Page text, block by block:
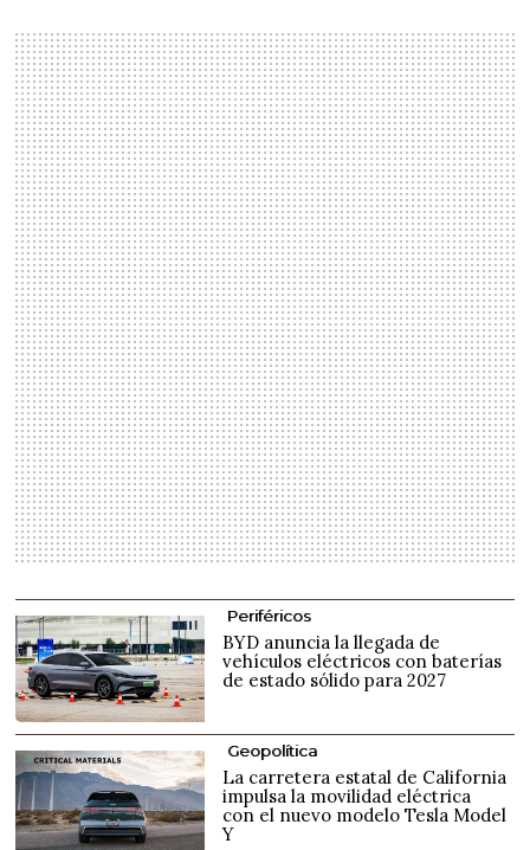
Periféricos
BYD anuncia la llegada de
vehículos eléctricos con baterías
de estado sólido para 2027
Geopolítica
La carretera estatal de California
impulsa la movilidad eléctrica
con el nuevo modelo Tesla Model
Y